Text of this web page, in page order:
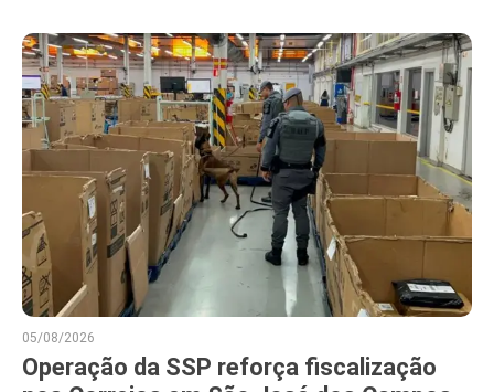
05/08/2026
Operação da SSP reforça fiscalização